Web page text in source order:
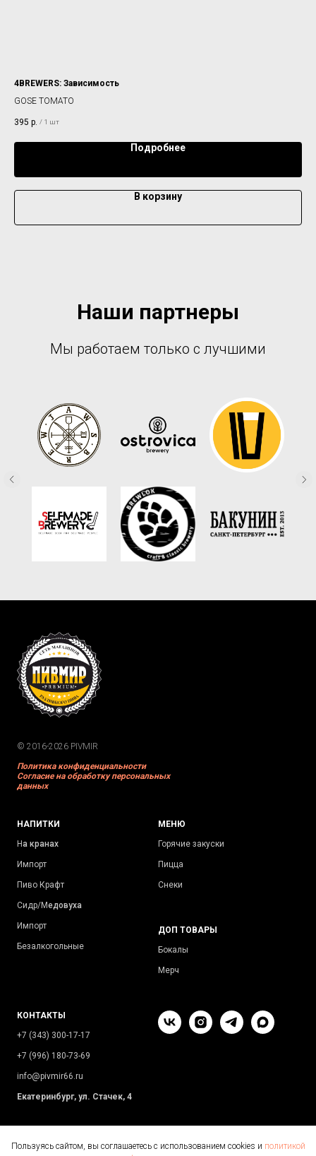
4BREWERS: Зависимость
GOSE TOMATO
395 р. / 1 шт
Подробнее
В корзину
Наши партнеры
Мы работаем только с лучшими
© 2016-2026 PIVMIR
Политика конфиденциальности
Согласие на обработку персональных
данных
НАПИТКИ
На кранах
Импорт
Пиво Крафт
Сидр/Медовуха
Импорт
Безалкогольные
МЕНЮ
Горячие закуски
Пицца
Снеки
ДОП ТОВАРЫ
Бокалы
Мерч
КОНТАКТЫ
+7 (343) 300-17-17
+7 (996) 180-73-69
info@pivmir66.ru
Екатеринбург, ул. Стачек, 4
Пользуясь сайтом, вы соглашаетесь с использованием cookies и политикой